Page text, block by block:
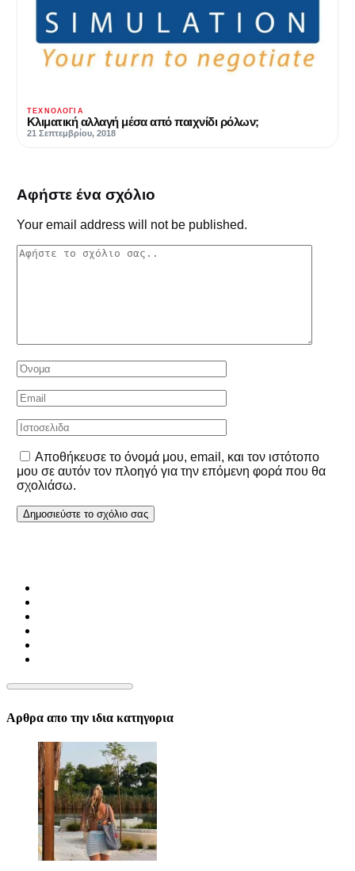
ΤΕΧΝΟΛΟΓΊΑ
Κλιματική αλλαγή μέσα από παιχνίδι ρόλων;
21 Σεπτεμβρίου, 2018
Αφήστε ένα σχόλιο
Your email address will not be published.
Αποθήκευσε το όνομά μου, email, και τον ιστότοπο
μου σε αυτόν τον πλοηγό για την επόμενη φορά που θα
σχολιάσω.
Αρθρα απο την ιδια κατηγορια